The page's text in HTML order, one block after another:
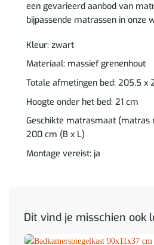
een gevarieerd aanbod van
bijpassende matrassen in onze
Kleur: zwart
Materiaal: massief grenenhout
Totale afmetingen bed: 205,5 x
Hoogte onder het bed: 21 cm
Geschikte matrasmaat (matras
200 cm (B x L)
Montage vereist: ja
Dit vind je misschien ook